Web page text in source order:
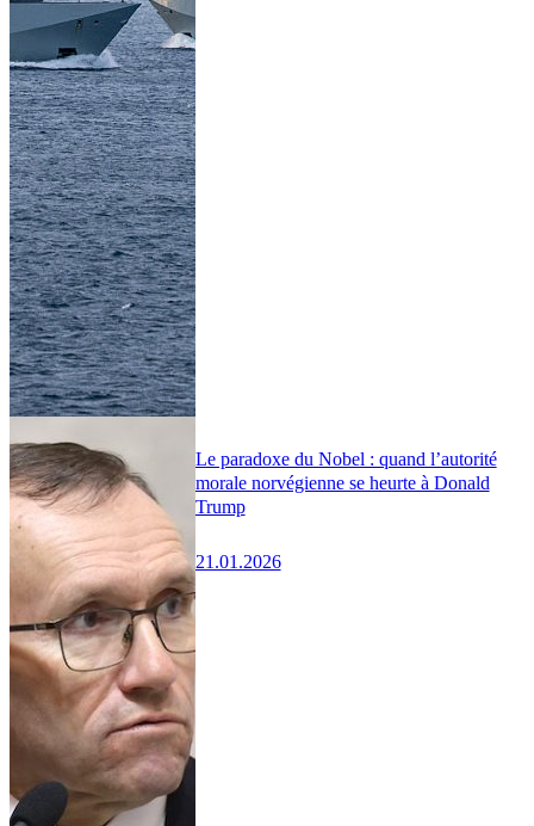
Le paradoxe du Nobel : quand l’autorité
morale norvégienne se heurte à Donald
Trump
21.01.2026